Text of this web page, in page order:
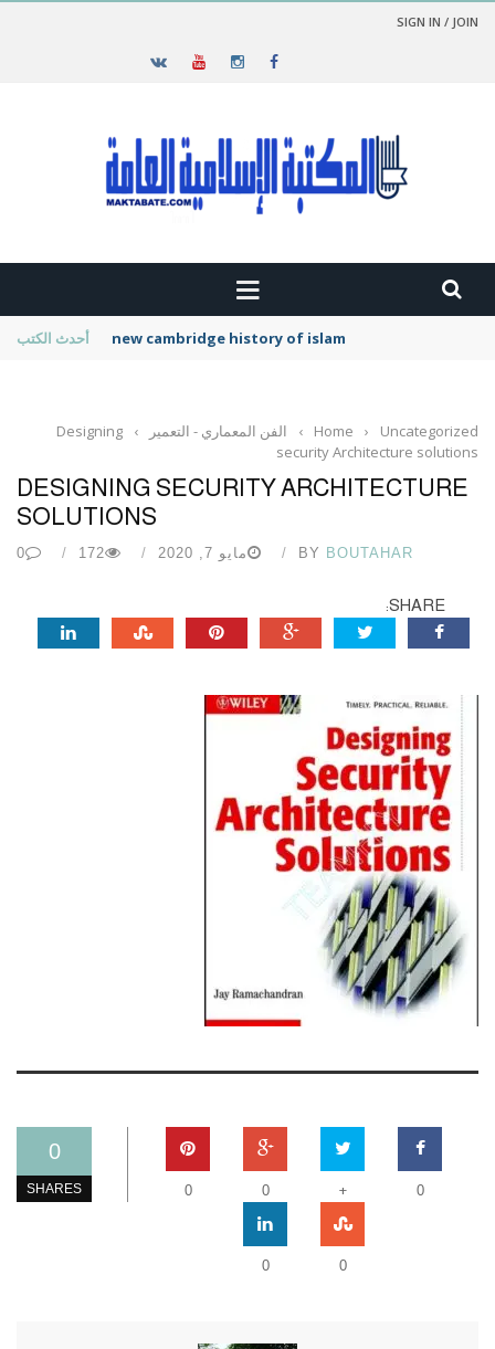
SIGN IN / JOIN
أحدث الكتب new cambridge history of islam
Home › Uncategorized
› الفن المعماري - التعمير ›
Designing
security Architecture solutions
DESIGNING SECURITY ARCHITECTURE
SOLUTIONS
BY BOUTAHAR مايو 7, 2020 172
0
SHARE:
0
SHARES 0
+
0
0
0
0